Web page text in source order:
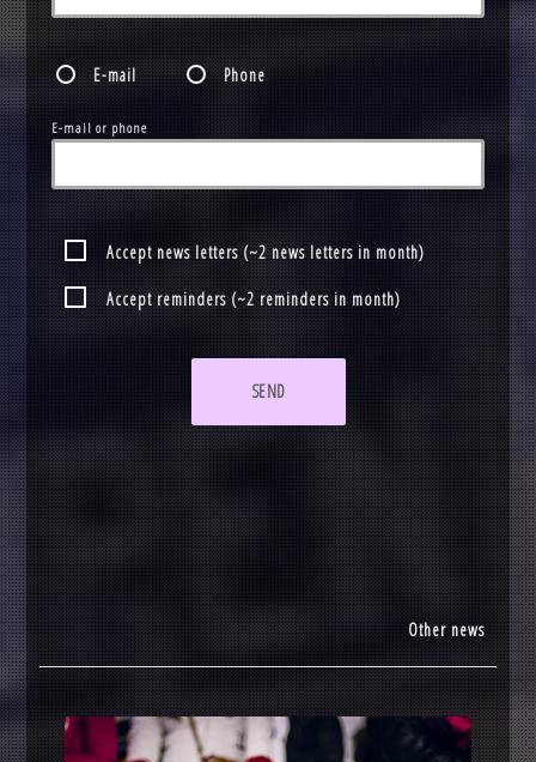
E-mail Phone
E-mail or phone
Accept news letters (~2 news letters in month)
Accept reminders (~2 reminders in month)
SEND
Other news